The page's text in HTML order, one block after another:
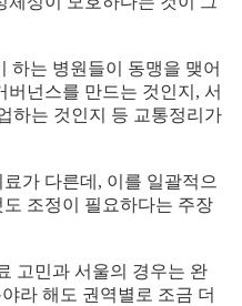
하는 병원들이 동맹을 맺어
넌스를 만드는 것인지, 서
하는 것인지 등 교통정리가
가 다른데, 이를 일괄적으
조정이 필요하다는 주장
고민과 서울의 경우는 완
라 해도 권역별로 조금 더